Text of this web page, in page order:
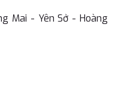
Mai - Yên Sở - Hoàng